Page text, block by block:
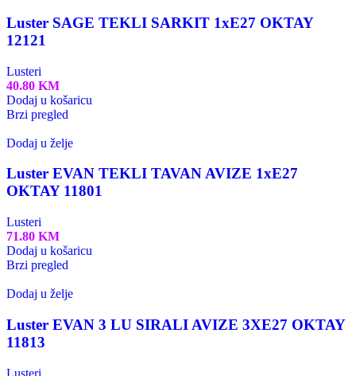
Luster SAGE TEKLI SARKIT 1xE27 OKTAY
12121
Lusteri
40.80 KM
Dodaj u košaricu
Brzi pregled
Dodaj u želje
Luster EVAN TEKLI TAVAN AVIZE 1xE27
OKTAY 11801
Lusteri
71.80 KM
Dodaj u košaricu
Brzi pregled
Dodaj u želje
Luster EVAN 3 LU SIRALI AVIZE 3XE27 OKTAY
11813
Lusteri